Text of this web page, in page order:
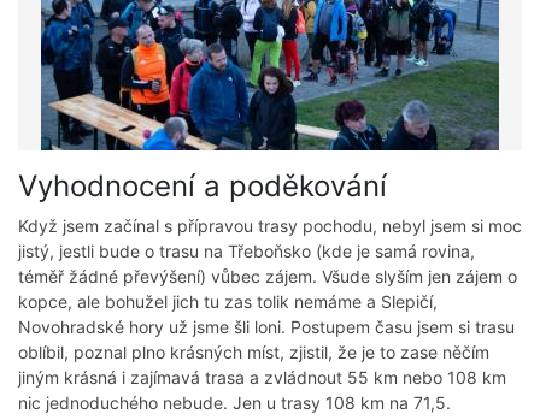
Vyhodnocení a poděkování
Když jsem začínal s přípravou trasy pochodu, nebyl jsem si moc
jistý, jestli bude o trasu na Třeboňsko (kde je samá rovina,
téměř žádné převýšení) vůbec zájem. Všude slyším jen zájem o
kopce, ale bohužel jich tu zas tolik nemáme a Slepičí,
Novohradské hory už jsme šli loni. Postupem času jsem si trasu
oblíbil, poznal plno krásných míst, zjistil, že je to zase něčím
jiným krásná i zajímavá trasa a zvládnout 55 km nebo 108 km
nic jednoduchého nebude. Jen u trasy 108 km na 71,5.